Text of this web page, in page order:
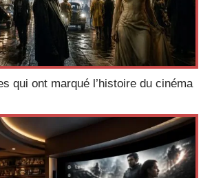
qui ont marqué l’histoire du cinéma